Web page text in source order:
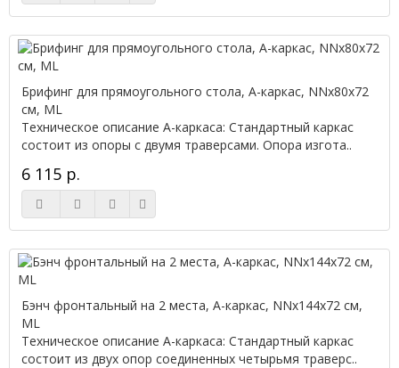
Брифинг для прямоугольного стола, А-каркас, NNx80х72
см, ML
Техническое описание А-каркаса: Стандартный каркас
состоит из опоры с двумя траверсами. Опора изгота..
6 115 р.
Бэнч фронтальный на 2 места, А-каркас, NNx144х72 см,
ML
Техническое описание А-каркаса: Стандартный каркас
состоит из двух опор соединенных четырьмя траверс..